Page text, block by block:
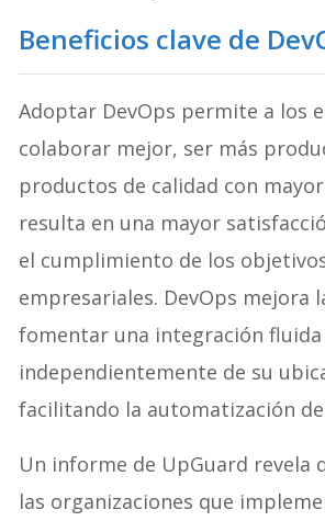
Beneficios clave de
Adoptar DevOps permite a los
colaborar mejor, ser más
productos de calidad con
resulta en una mayor
el cumplimiento de los
empresariales. DevOps mejora
fomentar una integración
independientemente de su
facilitando la automatización
Un informe de UpGuard revela
las organizaciones que